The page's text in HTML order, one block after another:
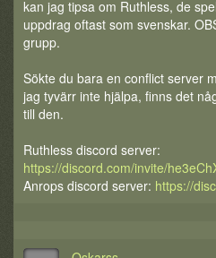
kan jag tipsa om Ruthless, de
uppdrag oftast som svenskar.
grupp.
Sökte du bara en conflict server
jag tyvärr inte hjälpa, finns det
till den.
Ruthless discord server:
https://discord.com/invite/
Anrops discord server: https://